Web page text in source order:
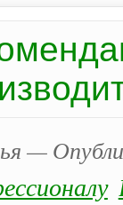
—